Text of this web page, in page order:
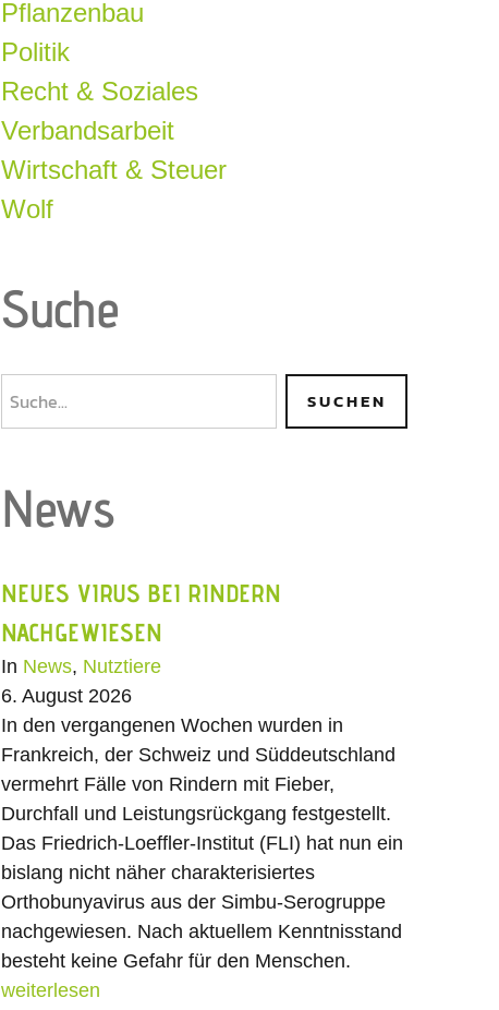
Pflanzenbau
Politik
Recht & Soziales
Verbandsarbeit
Wirtschaft & Steuer
Wolf
Suche
News
NEUES VIRUS BEI RINDERN
NACHGEWIESEN
In News, Nutztiere
6. August 2026
In den vergangenen Wochen wurden in
Frankreich, der Schweiz und Süddeutschland
vermehrt Fälle von Rindern mit Fieber,
Durchfall und Leistungsrückgang festgestellt.
Das Friedrich-Loeffler-Institut (FLI) hat nun ein
bislang nicht näher charakterisiertes
Orthobunyavirus aus der Simbu-Serogruppe
nachgewiesen. Nach aktuellem Kenntnisstand
besteht keine Gefahr für den Menschen.
weiterlesen